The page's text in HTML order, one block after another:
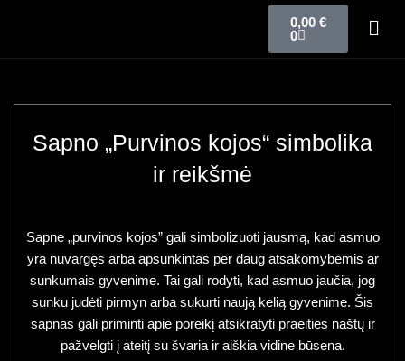
0,00 €
0
Sapno „Purvinos kojos“ simbolika
ir reikšmė
Sapne „purvinos kojos” gali simbolizuoti jausmą, kad asmuo
yra nuvargęs arba apsunkintas per daug atsakomybėmis ar
sunkumais gyvenime. Tai gali rodyti, kad asmuo jaučia, jog
sunku judėti pirmyn arba sukurti naują kelią gyvenime. Šis
sapnas gali priminti apie poreikį atsikratyti praeities naštų ir
pažvelgti į ateitį su švaria ir aiškia vidine būsena.